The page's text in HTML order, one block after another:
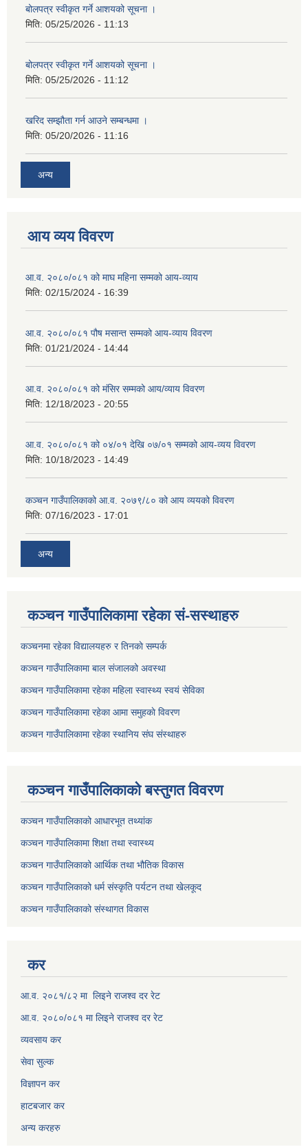
बोलपत्र स्वीकृत गर्ने आशयको सूचना ।
मिति: 05/25/2026 - 11:13
बोलपत्र स्वीकृत गर्ने आशयको सूचना ।
मिति: 05/25/2026 - 11:12
खरिद सम्झौता गर्न आउने सम्बन्धमा ।
मिति: 05/20/2026 - 11:16
अन्य
आय व्यय विवरण
आ.व. २०८०/०८१ को माघ महिना सम्मको आय-व्याय
मिति: 02/15/2024 - 16:39
आ.व. २०८०/०८१ पौष मसान्त सम्मको आय-व्याय विवरण
मिति: 01/21/2024 - 14:44
आ.व. २०८०/०८१ को मंसिर सम्मको आय/व्याय विवरण
मिति: 12/18/2023 - 20:55
आ.व. २०८०/०८१ को ०४/०१ देखि ०७/०१ सम्मको आय-व्यय विवरण
मिति: 10/18/2023 - 14:49
कञ्‍चन गाउँपालिकाको आ.व. २०७९/८० को आय व्ययको विवरण
मिति: 07/16/2023 - 17:01
अन्य
कञ्चन गाउँपालिकामा रहेका सं-सस्थाहरु
कञ्चनमा रहेका विद्यालयहरु र तिनकाे सम्पर्क
कञ्चन गाउँपालिकामा बाल संजालको अवस्था
कञ्चन गाउँपालिकामा रहेका महिला स्वास्थ्य स्वयं सेविका
कञ्चन गाउँपालिकामा रहेका आमा समुहकाे विवरण
कञ्चन गाउँपालिकामा रहेका स्थानिय संघ संस्थाहरु
कञ्चन गाउँपालिकाकाे बस्तुगत विवरण
कञ्चन गाउँपालिकाको आधारभूत तथ्यांक
कञ्चन गाउँपालिकामा शिक्षा तथा स्वास्थ्य
कञ्चन गाउँपालिकाको आर्थिक तथा भौतिक विकास
कञ्चन गाउँपालिकाको धर्म संस्कृति पर्यटन तथा खेलकूद
कञ्चन गाउँपालिकाको संस्थागत विकास
कर
आ.व. २०८१/८२ मा लिइने राजश्व दर रेट
आ.व. २०८०/०८१ मा लिइने राजश्व दर रेट
व्यवसाय कर
सेवा सुल्क
विज्ञापन कर
हाटबजार कर
अन्य करहरु